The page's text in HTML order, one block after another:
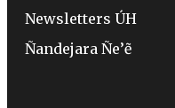
Newsletters ÚH
Ñandejara Ñe’ẽ